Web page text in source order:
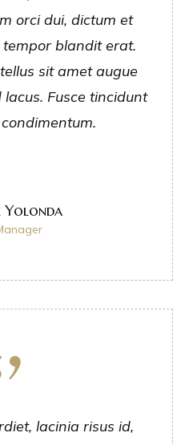
orci dui, dictum et
blandit erat.
sit amet augue
Fusce tincidunt
Yolonda
lacinia risus id,